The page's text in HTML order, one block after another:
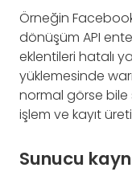
Örneğin
dönüşüm API
eklentileri hatalı
yüklemesinde
normal görse bile
işlem ve kayıt
Sunucu